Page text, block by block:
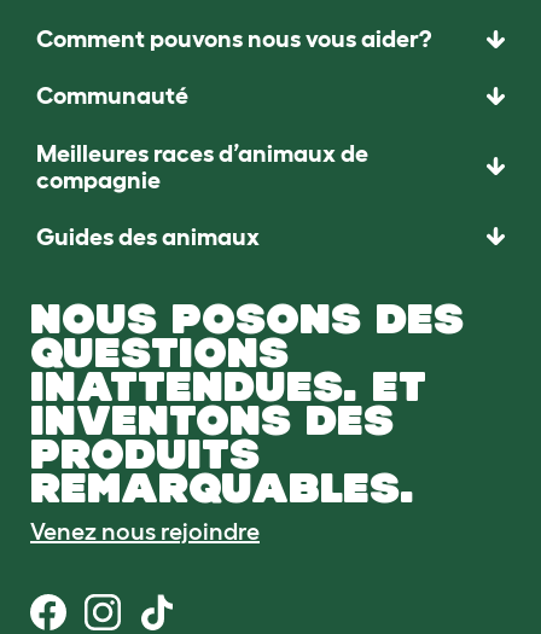
Comment pouvons nous vous aider?
Communauté
Meilleures races d’animaux de
compagnie
Guides des animaux
NOUS POSONS DES
QUESTIONS
INATTENDUES. ET
INVENTONS DES
PRODUITS
REMARQUABLES.
Venez nous rejoindre